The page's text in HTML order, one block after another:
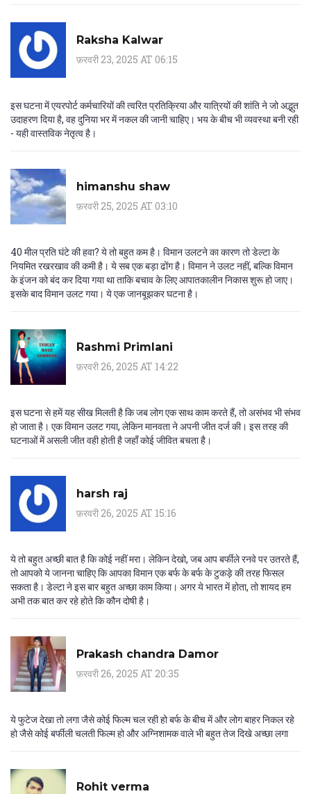
Raksha Kalwar
फ़रवरी 23, 2025 AT 06:15
इस घटना में एयरपोर्ट कर्मचारियों की त्वरित प्रतिक्रिया और यात्रियों की शांति ने जो अद्भुत
उदाहरण दिया है, वह दुनिया भर में नकल की जानी चाहिए। भय के बीच भी व्यवस्था बनी रही
- यही वास्तविक नेतृत्व है।
himanshu shaw
फ़रवरी 25, 2025 AT 03:10
40 मील प्रति घंटे की हवा? ये तो बहुत कम है। विमान उलटने का कारण तो डेल्टा के
नियमित रखरखाव की कमी है। ये सब एक बड़ा ढोंग है। विमान ने उलट नहीं, बल्कि विमान
के इंजन को बंद कर दिया गया था ताकि बचाव के लिए आपातकालीन निकास शुरू हो जाए।
इसके बाद विमान उलट गया। ये एक जानबूझकर घटना है।
Rashmi Primlani
फ़रवरी 26, 2025 AT 14:22
इस घटना से हमें यह सीख मिलती है कि जब लोग एक साथ काम करते हैं, तो असंभव भी संभव
हो जाता है। एक विमान उलट गया, लेकिन मानवता ने अपनी जीत दर्ज की। इस तरह की
घटनाओं में असली जीत वही होती है जहाँ कोई जीवित बचता है।
harsh raj
फ़रवरी 26, 2025 AT 15:16
ये तो बहुत अच्छी बात है कि कोई नहीं मरा। लेकिन देखो, जब आप बर्फीले रनवे पर उतरते हैं,
तो आपको ये जानना चाहिए कि आपका विमान एक बर्फ के बर्फ के टुकड़े की तरह फिसल
सकता है। डेल्टा ने इस बार बहुत अच्छा काम किया। अगर ये भारत में होता, तो शायद हम
अभी तक बात कर रहे होते कि कौन दोषी है।
Prakash chandra Damor
फ़रवरी 26, 2025 AT 20:35
ये फुटेज देखा तो लगा जैसे कोई फिल्म चल रही हो बर्फ के बीच में और लोग बाहर निकल रहे
हो जैसे कोई बर्फीली चलती फिल्म हो और अग्निशामक वाले भी बहुत तेज दिखे अच्छा लगा
Rohit verma